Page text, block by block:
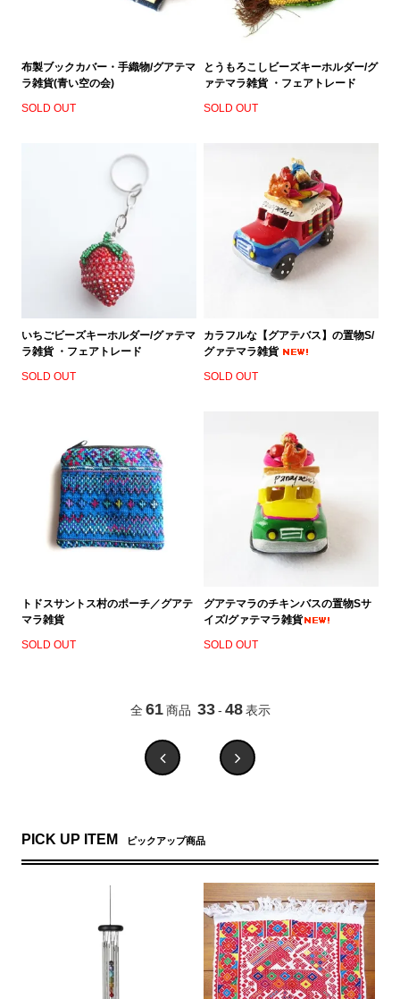
布製ブックカバー・手織物/グアテマ
ラ雑貨(青い空の会)
SOLD OUT
とうもろこしビーズキーホルダー/グ
ァテマラ雑貨 ・フェアトレード
SOLD OUT
いちごビーズキーホルダー/グァテマ
ラ雑貨 ・フェアトレード
SOLD OUT
カラフルな【グアテバス】の置物S/
グァテマラ雑貨
SOLD OUT
トドスサントス村のポーチ／グアテ
マラ雑貨
SOLD OUT
グアテマラのチキンバスの置物Sサ
イズ/グァテマラ雑貨
SOLD OUT
全 61 商品 33 - 48 表示
PICK UP ITEM ピックアップ商品